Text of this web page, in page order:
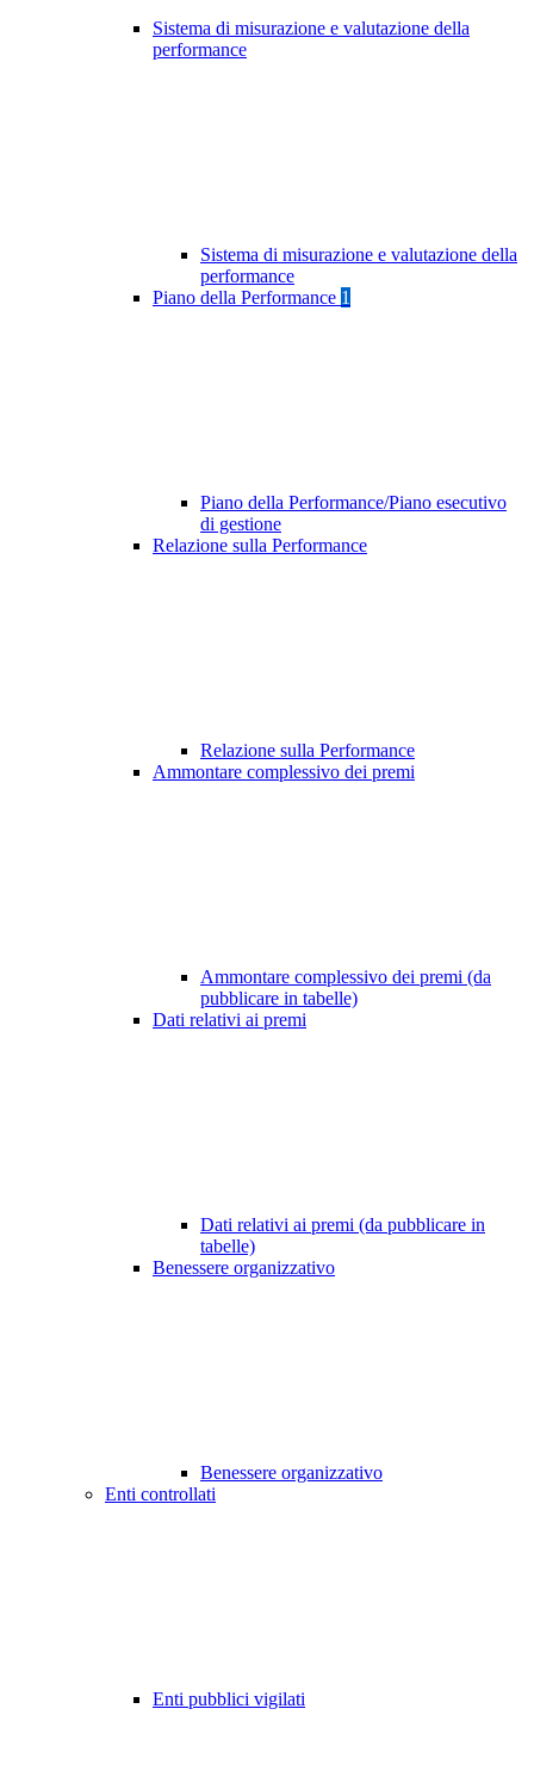
Sistema di misurazione e valutazione della
performance
Sistema di misurazione e valutazione della
performance
Piano della Performance 1
Piano della Performance/Piano esecutivo
di gestione
Relazione sulla Performance
Relazione sulla Performance
Ammontare complessivo dei premi
Ammontare complessivo dei premi (da
pubblicare in tabelle)
Dati relativi ai premi
Dati relativi ai premi (da pubblicare in
tabelle)
Benessere organizzativo
Benessere organizzativo
Enti controllati
Enti pubblici vigilati